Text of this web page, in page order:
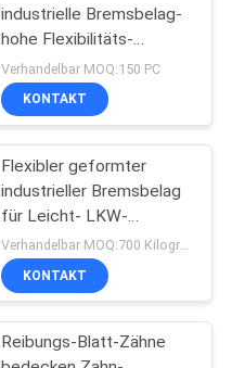
industrielle Bremsbelag-
hohe Flexibilitäts-
Tasterzirkel-
Bremsblöcke
Verhandelbar MOQ:150 PC
KONTAKT
Flexibler geformter
industrieller Bremsbelag
für Leicht- LKW-
Aufnahmen-Motorrad
Verhandelbar MOQ:700 Kilogramm
KONTAKT
Reibungs-Blatt-Zähne